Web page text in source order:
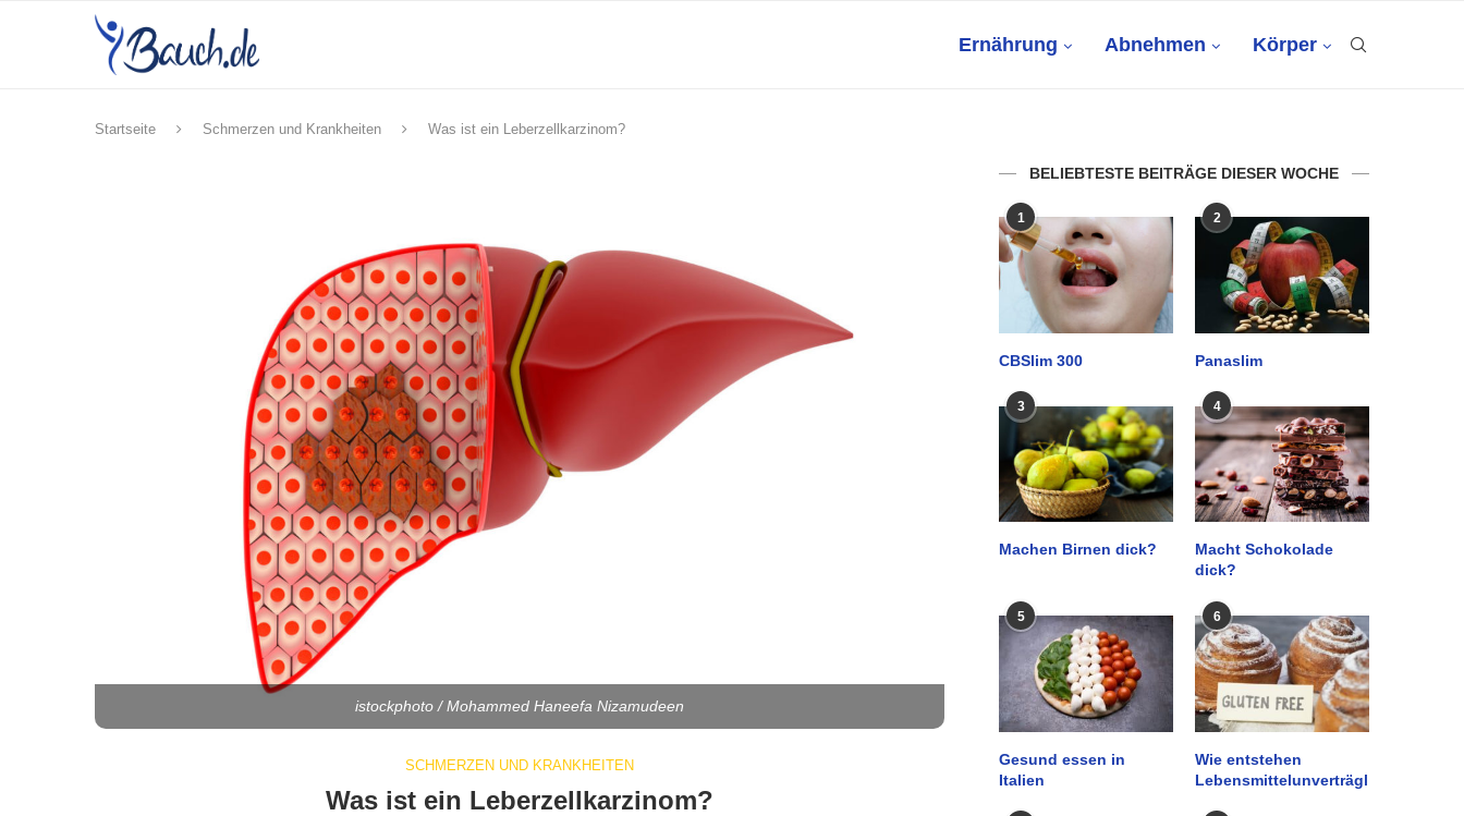
Ernährung Abnehmen Körper
Startseite Schmerzen und Krankheiten Was ist ein Leberzellkarzinom?
istockphoto / Mohammed Haneefa Nizamudeen
SCHMERZEN UND KRANKHEITEN
Was ist ein Leberzellkarzinom?
BELIEBTESTE BEITRÄGE DIESER WOCHE
1
CBSlim 300
2
Panaslim
3
Machen Birnen dick?
4
Macht Schokolade
dick?
5
Gesund essen in
Italien
6
Wie entstehen
Lebensmittelunverträglichkeiten?